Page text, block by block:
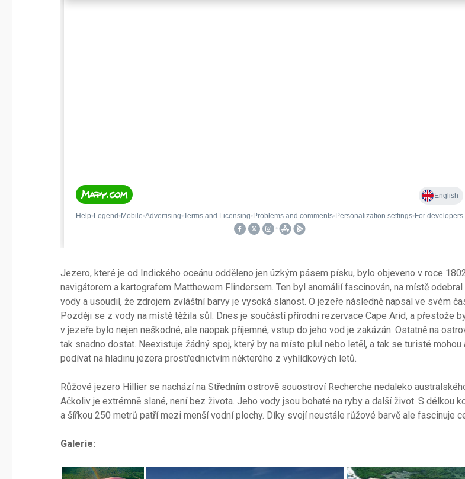
Jezero, které je od Indického oceánu odděleno jen úzkým pásem písku, bylo objeveno v roce
navigátorem a kartografem Matthewem Flindersem. Ten byl anomálií fascinován, na místě
vody a usoudil, že zdrojem zvláštní barvy je vysoká slanost. O jezeře následně napsal ve svém
Později se z vody na místě těžila sůl. Dnes je součástí přírodní rezervace Cape Arid, a přestože
v jezeře bylo nejen neškodné, ale naopak příjemné, vstup do jeho vod je zakázán. Ostatně na
tak snadno dostat. Neexistuje žádný spoj, který by na místo plul nebo letěl, a tak se turisté mohou
podívat na hladinu jezera prostřednictvím některého z vyhlídkových letů.
Růžové jezero Hillier se nachází na Středním ostrově souostroví Recherche nedaleko
Ačkoliv je extrémně slané, není bez života. Jeho vody jsou bohaté na ryby a další život. S délkou
a šířkou 250 metrů patří mezi menší vodní plochy. Díky svojí neustále růžové barvě ale fascinuje
Galerie: